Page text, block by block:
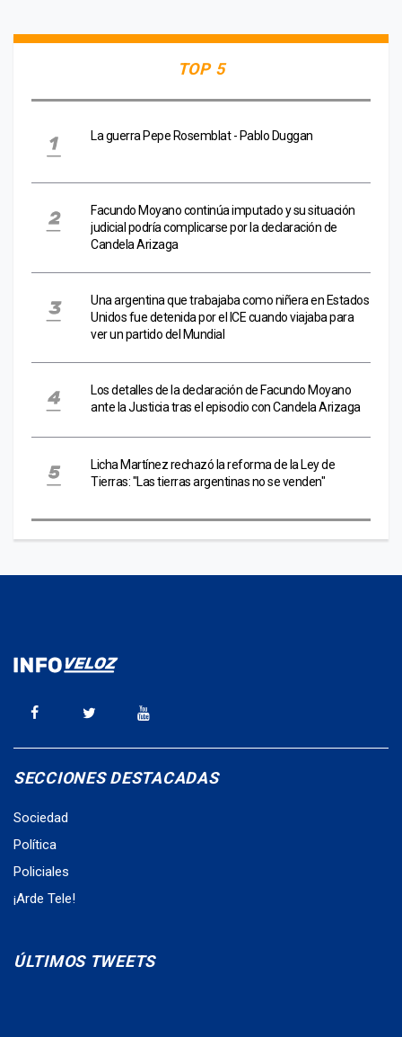
TOP 5
La guerra Pepe Rosemblat - Pablo Duggan
Facundo Moyano continúa imputado y su situación
judicial podría complicarse por la declaración de
Candela Arizaga
Una argentina que trabajaba como niñera en Estados
Unidos fue detenida por el ICE cuando viajaba para
ver un partido del Mundial
Los detalles de la declaración de Facundo Moyano
ante la Justicia tras el episodio con Candela Arizaga
Licha Martínez rechazó la reforma de la Ley de
Tierras: "Las tierras argentinas no se venden"
SECCIONES DESTACADAS
Sociedad
Política
Policiales
¡Arde Tele!
ÚLTIMOS TWEETS